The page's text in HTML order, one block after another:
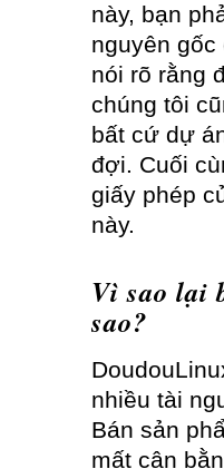
này, bạn
nguyên
nói rõ rằng
chúng tôi
bất cứ dự
đợi. Cuối
giấy phép
này.
Vì sao lại
sao?
nhiều tài
Bán sản
mất cân